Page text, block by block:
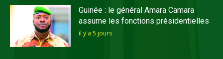
Guinée : le général Amara Camara
assume les fonctions présidentielles
il y'a 5 jours